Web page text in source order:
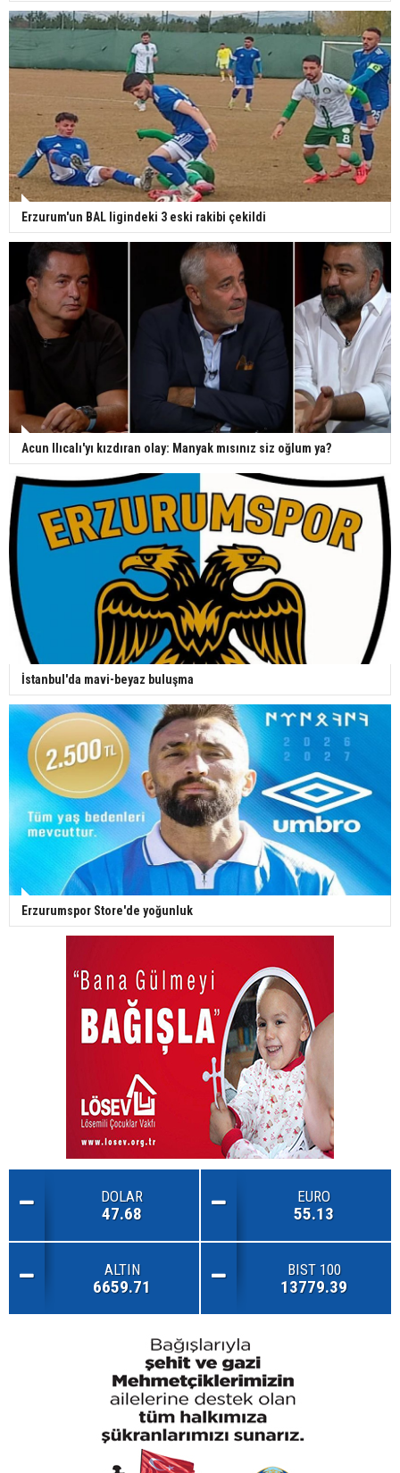
Erzurum'un BAL ligindeki 3 eski rakibi çekildi
Acun Ilıcalı'yı kızdıran olay: Manyak mısınız siz oğlum ya?
İstanbul'da mavi-beyaz buluşma
Erzurumspor Store'de yoğunluk
DOLAR
47.68
EURO
55.13
ALTIN
6659.71
BIST 100
13779.39